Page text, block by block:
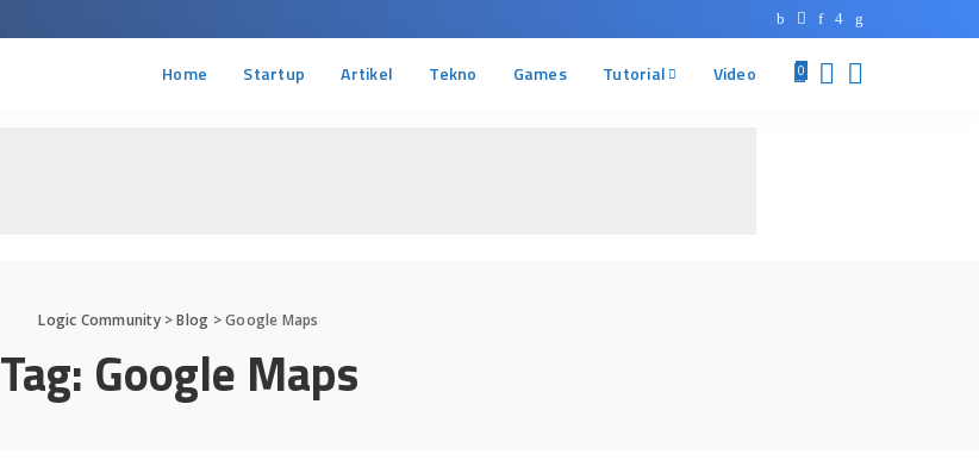
Home Startup Artikel Tekno Games Tutorial Video 0
Logic Community>Blog >Google Maps
Tag: Google Maps